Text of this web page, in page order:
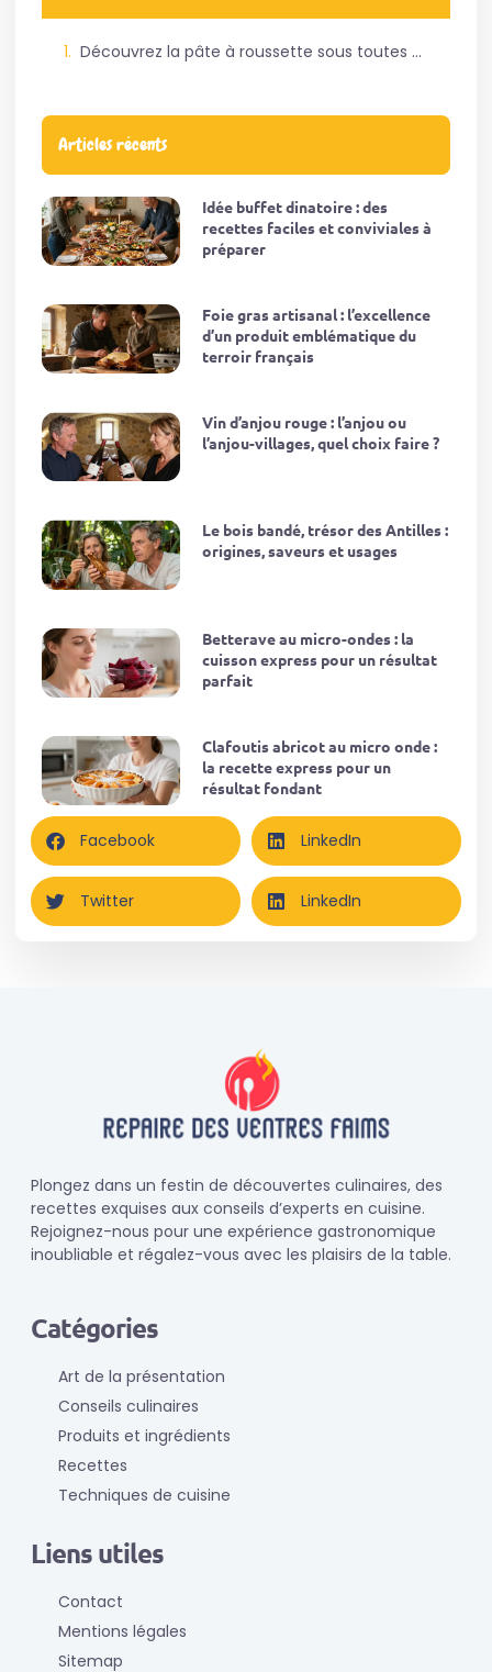
Découvrez la pâte à roussette sous toutes ses coutures
Articles récents
Idée buffet dinatoire : des
recettes faciles et conviviales à
préparer
Foie gras artisanal : l’excellence
d’un produit emblématique du
terroir français
Vin d’anjou rouge : l’anjou ou
l’anjou-villages, quel choix faire ?
Le bois bandé, trésor des Antilles :
origines, saveurs et usages
Betterave au micro-ondes : la
cuisson express pour un résultat
parfait
Clafoutis abricot au micro onde :
la recette express pour un
résultat fondant
Facebook LinkedIn
Twitter LinkedIn
Plongez dans un festin de découvertes culinaires, des
recettes exquises aux conseils d’experts en cuisine.
Rejoignez-nous pour une expérience gastronomique
inoubliable et régalez-vous avec les plaisirs de la table.
Catégories
Art de la présentation
Conseils culinaires
Produits et ingrédients
Recettes
Techniques de cuisine
Liens utiles
Contact
Mentions légales
Sitemap